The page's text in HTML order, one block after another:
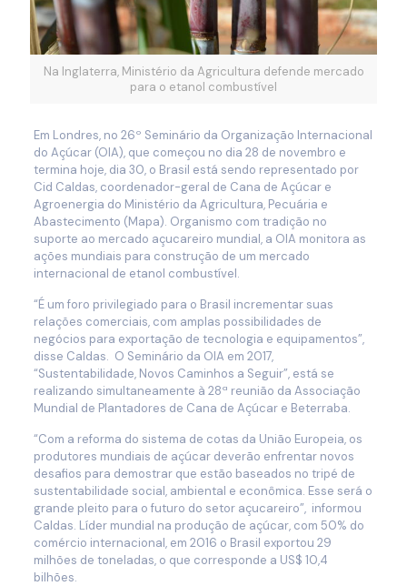
Na Inglaterra, Ministério da Agricultura defende mercado
para o etanol combustível
Em Londres, no 26º Seminário da Organização Internacional
do Açúcar (OIA), que começou no dia 28 de novembro e
termina hoje, dia 30, o Brasil está sendo representado por
Cid Caldas, coordenador-geral de Cana de Açúcar e
Agroenergia do Ministério da Agricultura, Pecuária e
Abastecimento (Mapa). Organismo com tradição no
suporte ao mercado açucareiro mundial, a OIA monitora as
ações mundiais para construção de um mercado
internacional de etanol combustível.
“É um foro privilegiado para o Brasil incrementar suas
relações comerciais, com amplas possibilidades de
negócios para exportação de tecnologia e equipamentos”,
disse Caldas. O Seminário da OIA em 2017,
“Sustentabilidade, Novos Caminhos a Seguir”, está se
realizando simultaneamente à 28ª reunião da Associação
Mundial de Plantadores de Cana de Açúcar e Beterraba.
“Com a reforma do sistema de cotas da União Europeia, os
produtores mundiais de açúcar deverão enfrentar novos
desafios para demostrar que estão baseados no tripé de
sustentabilidade social, ambiental e econômica. Esse será o
grande pleito para o futuro do setor açucareiro”, informou
Caldas. Líder mundial na produção de açúcar, com 50% do
comércio internacional, em 2016 o Brasil exportou 29
milhões de toneladas, o que corresponde a US$ 10,4
bilhões.